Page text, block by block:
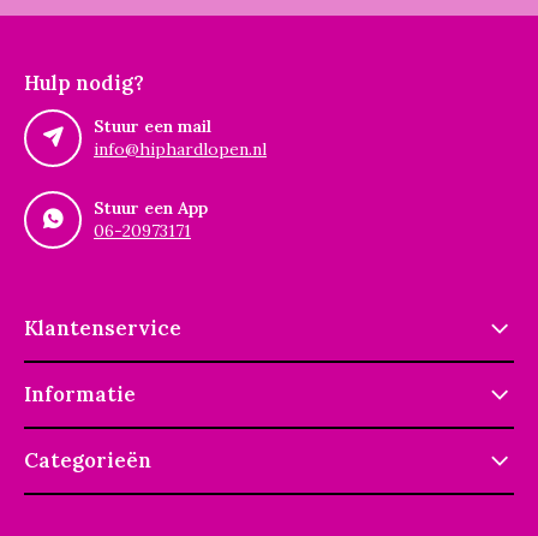
Hulp nodig?
Stuur een mail
info@hiphardlopen.nl
Stuur een App
06-20973171
Klantenservice
Informatie
Categorieën